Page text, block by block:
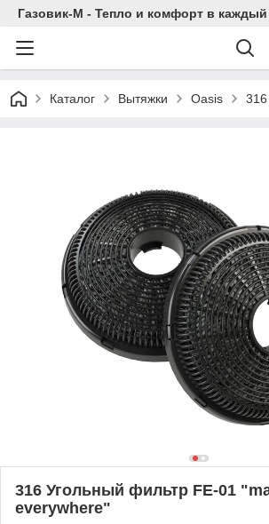
Газовик-М - Тепло и комфорт в
Каталог Вытяжки Oasis
316 Угольный фильтр FE-01
everywhere"